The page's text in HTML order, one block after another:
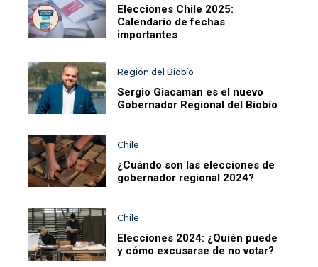
Elecciones Chile 2025:
Calendario de fechas
importantes
Región del Biobío
Sergio Giacaman es el nuevo
Gobernador Regional del Biobío
Chile
¿Cuándo son las elecciones de
gobernador regional 2024?
Chile
Elecciones 2024: ¿Quién puede
y cómo excusarse de no votar?